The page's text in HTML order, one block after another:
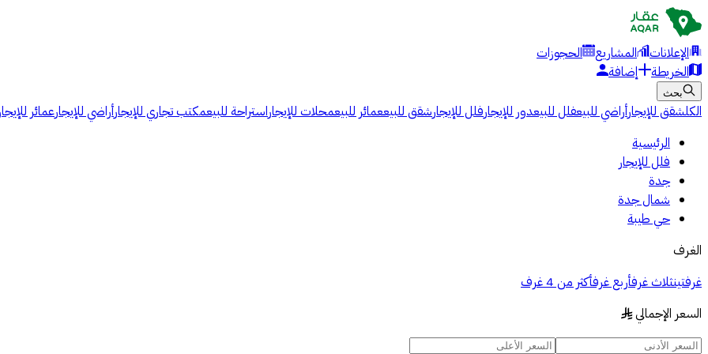
الإعلانات المشاريع
الحجوزات
الخريطة
إضافة
بحث
الكلشقق للإيجارأراضي للبيعفلل للبيعدور للإيجارفلل للإيجارشقق للبيععمائر للبيعمحلات للإيجاراستراحة للبيعمكتب تجاري للإيجارأراضي للإيجارعمائر للإيجار
الرئيسية
فلل للإيجار
جدة
شمال جدة
حي طيبة
الغرف
غرفتينثلاث غرفأربع غرفأكثر من 4 غرف
السعر الإجمالي §